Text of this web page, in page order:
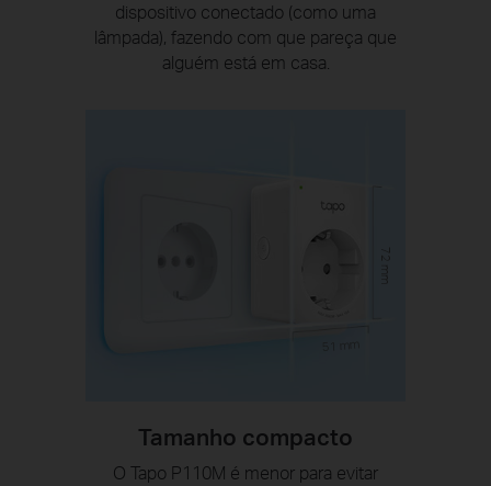
dispositivo conectado (como uma
lâmpada), fazendo com que pareça que
alguém está em casa.
72 mm
Tamanho compacto
O Tapo P110M é menor para evitar